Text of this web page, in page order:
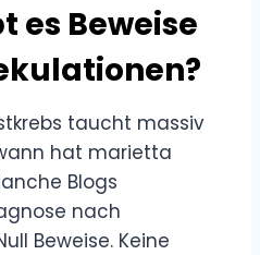
es Beweise
taucht massiv
hat marietta
Blogs
nach
Beweise. Keine